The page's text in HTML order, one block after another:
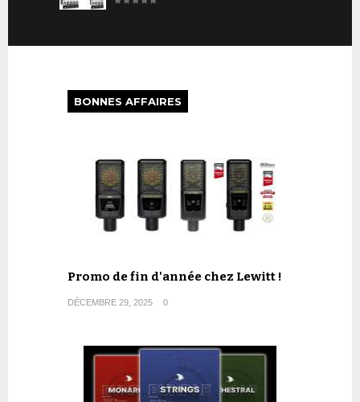
BONNES AFFAIRES
Promo de fin d'année chez Lewitt !
DÉCEMBRE 29, 2025 0